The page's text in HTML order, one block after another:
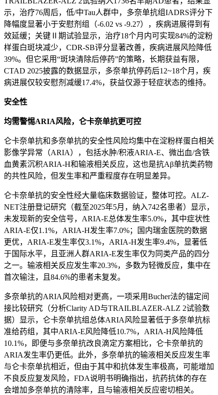
示，治疗76周后，低/中Tau人群中，多奈单抗组IADRS评分下
降幅度显著小于安慰剂组（-6.02 vs -9.27），疾病进展得到有
效延缓；关键Ⅱ期试验显示，治疗18个月内可实现84%的淀粉
样蛋白斑块减少，CDR-SB评分显著改善，疾病进展风险降低
39%。但它采用“斑块清除后停药”的策略，长期获益有限，
CTAD 2025披露的数据显示，多奈单抗停药后12~18个月，疾
病进展仅较安慰剂减缓17.4%，获益仅源于轻症状态的维持。
安全性
均需警惕ARIA风险，仑卡奈单抗更可控
仑卡奈单抗和多奈单抗的安全性风险均集中在淀粉样蛋白相关
影像学异常（ARIA），包括水肿/积液ARIA-E、微出血/含铁
血黄素沉积ARIA-H和输液相关反应，这也是抗Aβ单抗类药物
的共性风险，但发生率和严重程度存在明显差异。
仑卡奈单抗的安全性经大量临床数据验证，整体可控。ALZ-
NET注册登记研究（截至2025年5月，纳入742名患者）显示，
未发现新的安全信号，ARIA-E总体发生率5.0%，其中症状性
ARIA-E仅1.1%，ARIA-H发生率7.0%；国内瑞金医院的数据
更优，ARIA-E发生率仅3.1%，ARIA-H发生率9.4%，显著低
于国际水平，且亚洲人群ARIA-E发生率仅为同类产品的四分
之一。输液相关反应发生率20.3%，多数为轻微反应，集中在
首次输注，且84.6%的患者未复发。
多奈单抗的ARIA风险相对更高，一项采用Bucher法的锚定间
接比较研究（分析Clarity AD与TRAILBLAZER-ALZ 2试验数
据）显示，仑卡奈单抗组总体ARIA风险显著低于多奈单抗标
准给药组，其中ARIA-E风险降低10.7%，ARIA-H风险降低
10.1%，即便与多奈单抗改良滴定方案相比，仑卡奈单抗的
ARIA发生率仍更低。此外，多奈单抗的输液相关反应发生率
与仑卡奈单抗相近，但由于其中和抗体发生率极高，可能增加
不良反应复发风险，FDA说明书明确指出，抗药抗体的存在
会增加多奈单抗的清除率，且与输液相关反应密切相关。